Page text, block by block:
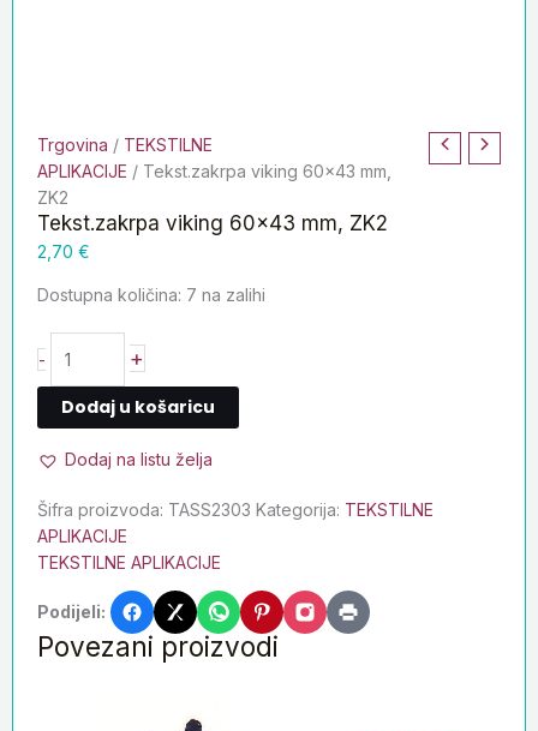
Trgovina / TEKSTILNE
APLIKACIJE / Tekst.zakrpa viking 60×43 mm,
ZK2
Tekst.zakrpa viking 60×43 mm, ZK2
2,70 €
Dostupna količina: 7 na zalihi
- +
Dodaj u košaricu
Dodaj na listu želja
Šifra proizvoda: TASS2303 Kategorija: TEKSTILNE
APLIKACIJE
TEKSTILNE APLIKACIJE
Podijeli:
Povezani proizvodi